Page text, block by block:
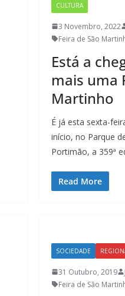
CULTURA
3 Novembro, 2022
Feira de São
Está a
mais uma
Martinho
É já esta sexta-
início, no Parque
Portimão, a 359ª
Read More
SOCIEDADE
31 Outubro, 2019
Feira de São
Lagos –
sacristia